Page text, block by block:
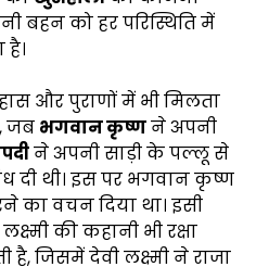
बहन को हर परिस्थिति में
और पुराणों में भी मिलता
जब भगवान कृष्णने अपनी
ने अपनी साड़ी के पल्लू से
दी थी। इस पर भगवान कृष्ण
का वचन दिया था। इसी
की कहानी भी रक्षा
है, जिसमें देवी लक्ष्मी ने राजा